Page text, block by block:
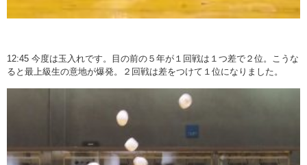
12:45 今度は玉入れです。目の前の５年が１回戦は１つ差で２位。こうな
ると最上級生の意地が爆発。２回戦は差をつけて１位になりました。